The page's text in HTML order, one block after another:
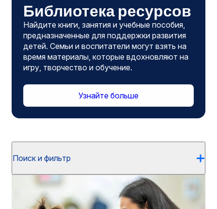
Библиотека ресурсов
Найдите книги, занятия и учебные пособия,
предназначенные для поддержки развития
детей. Семьи и воспитатели могут взять на
время материалы, которые вдохновляют на
игру, творчество и обучение.
Узнайте больше
Поиск и фильтр